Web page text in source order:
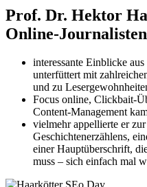
Prof. Dr. Hektor
Online-
interessante Einblicke
unterfüttert mit
und zu
Focus online, Clickbait-
Content-Management
vielmehr appellierte er
Geschichtenerzählens,
einer Hauptüberschrift,
muss – sich einfach mal